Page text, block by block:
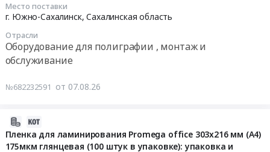
Место поставки
г. Южно-Сахалинск,Сахалинская область
Отрасли
Оборудование для полиграфии , монтаж и
обслуживание
№682232591 от 07.08.26
Пленка для ламинирования Promega office 303x216 мм (А4)
175мкм глянцевая (100 штук в упаковке): упаковка и